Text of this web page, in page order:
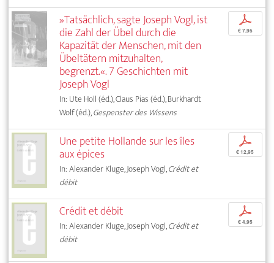
»Tatsächlich, sagte Joseph Vogl, ist
die Zahl der Übel durch die
Kapazität der Menschen, mit den
Übeltätern mitzuhalten,
begrenzt.«. 7 Geschichten mit
Joseph Vogl
In: Ute Holl (éd.), Claus Pias (éd.), Burkhardt
Wolf (éd.),Gespenster des Wissens
p
€ 7,95
Une petite Hollande sur les îles
aux épices
In: Alexander Kluge, Joseph Vogl,Crédit et
débit
p
€ 12,95
Crédit et débit
In: Alexander Kluge, Joseph Vogl,Crédit et
débit
p
€ 4,95